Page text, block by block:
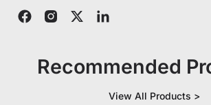
Recommended
View All Products >